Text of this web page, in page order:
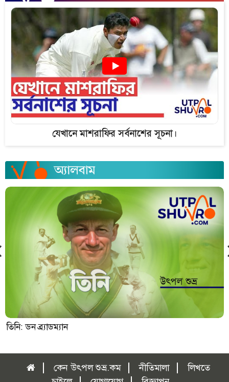
যেখানে মাশরাফির সর্বনাশের সূচনা।
তিনি: ডন ব্র্যাডম্যান
কেন উৎপল শুভ্র.কম নীতিমালা
লিখতে